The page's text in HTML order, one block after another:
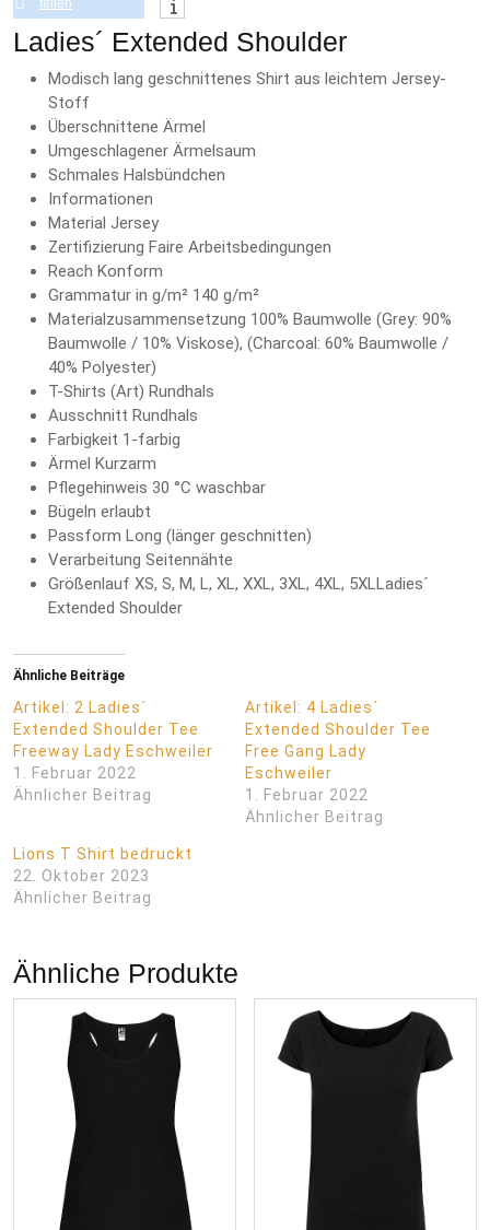
teilen
Ladies´ Extended Shoulder
Modisch lang geschnittenes Shirt aus leichtem Jersey-
Stoff
Überschnittene Ärmel
Umgeschlagener Ärmelsaum
Schmales Halsbündchen
Informationen
Material Jersey
Zertifizierung Faire Arbeitsbedingungen
Reach Konform
Grammatur in g/m² 140 g/m²
Materialzusammensetzung 100% Baumwolle (Grey: 90%
Baumwolle / 10% Viskose), (Charcoal: 60% Baumwolle /
40% Polyester)
T-Shirts (Art) Rundhals
Ausschnitt Rundhals
Farbigkeit 1-farbig
Ärmel Kurzarm
Pflegehinweis 30 °C waschbar
Bügeln erlaubt
Passform Long (länger geschnitten)
Verarbeitung Seitennähte
Größenlauf XS, S, M, L, XL, XXL, 3XL, 4XL, 5XLLadies´
Extended Shoulder
Ähnliche Beiträge
Artikel: 2 Ladies´
Extended Shoulder Tee
Freeway Lady Eschweiler
1. Februar 2022
Ähnlicher Beitrag
Artikel: 4 Ladies´
Extended Shoulder Tee
Free Gang Lady
Eschweiler
1. Februar 2022
Ähnlicher Beitrag
Lions T Shirt bedruckt
22. Oktober 2023
Ähnlicher Beitrag
Ähnliche Produkte